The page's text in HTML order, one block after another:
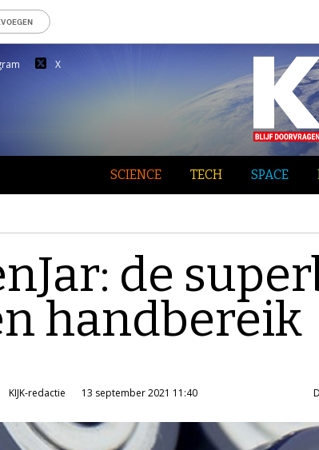
X
SCIENCE TECH SPACE
de
handbereik
KIJK-redactie 13 september 2021 11:40